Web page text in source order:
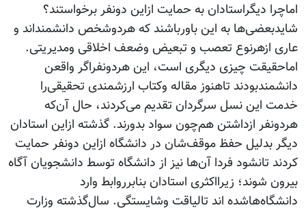
اماچرا دیگراستادان به حمایت ازاین دونفر برخواستند؟
شایدبعضی‌ها به این باورباشند که هردوشخص دانشمنداند و
عاری ازهرنوع تعصب و تبعیض وضعف اخلاقی ومدیریتی.
اماحقیقت چیزی دیگری است، این هردونفراگر واقعن
دانشمندبودند تاهنوز مقاله وکتاب ارزشمندی تحقیقی‌را
خدمت این نسل سرگردان تقدیم می‌کردند، حال آن‌که
هردونفر ازداشتن هم‌چون سواد بدورند. گذشته ازاین استادان
دیگر بدلیل حفظ موقف‌شان در دانشگاه ازاین دونفر حمایت
کردند تانشود فردا آن‌ها نیز از دانشگاه توسط دانشجویان آگاه
بیرون شوند؛ زیرااکثری استادان بنابرروابط وارد
دانشگاه‌هاشده اند تالیاقت وشایستگی. سال‌گذشته‌ وزارت